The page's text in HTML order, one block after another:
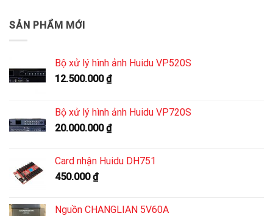
SẢN PHẨM MỚI
Bộ xử lý hình ảnh Huidu VP520S
12.500.000₫
Bộ xử lý hình ảnh Huidu VP720S
20.000.000₫
Card nhận Huidu DH751
450.000₫
Nguồn CHANGLIAN 5V60A